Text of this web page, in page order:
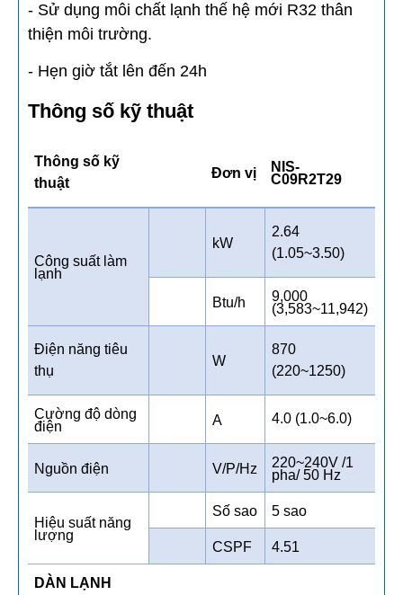
- Sử dụng môi chất lạnh thế hệ mới R32 thân
thiện môi trường.
- Hẹn giờ tắt lên đến 24h
Thông số kỹ thuật
Thông số kỹ
thuật
Đơn vị
NIS-
C09R2T29
Công suất làm
lạnh
kW
2.64
(1.05~3.50)
Btu/h
9,000
(3,583~11,942)
Điện năng tiêu
thụ
W
870
(220~1250)
Cường độ dòng
điện
A 4.0 (1.0~6.0)
Nguồn điện V/P/Hz
220~240V /1
pha/ 50 Hz
Hiệu suất năng
lượng
Số sao 5 sao
CSPF 4.51
DÀN LẠNH